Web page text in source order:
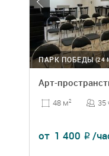
(24
ПАРК ПОБЕДЫ
Арт-
48 м2 35
от 1 400 ₽ /